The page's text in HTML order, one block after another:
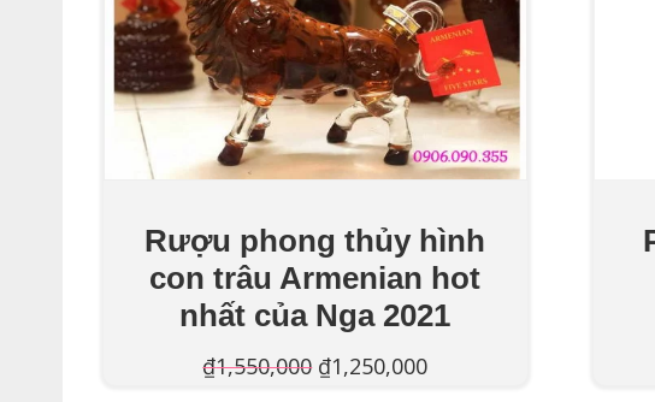
Rượu phong thủy hình
con trâu Armenian hot
nhất của Nga 2021
₫1,550,000 Giá
₫1,250,000Giá